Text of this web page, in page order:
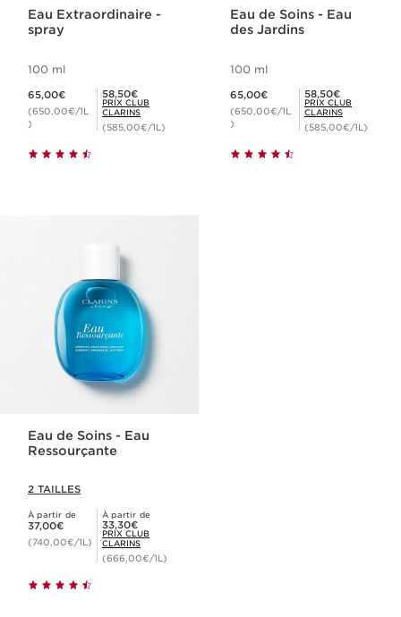
Eau Extraordinaire -
spray
100 ml
65,00€
(650,00€/1L
)
Prix Club Clarins 58,50€
58,50€
PRIX CLUB
CLARINS
(585,00€/1L)
Eau de Soins - Eau
des Jardins
100 ml
65,00€
(650,00€/1L
)
Prix Club Clarins 58,50€
58,50€
PRIX CLUB
CLARINS
(585,00€/1L)
Eau de Soins - Eau
Ressourçante
2 TAILLES
À partir de
Nouveau prix 37,00€
37,00€
(740,00€/1L)
À partir de
Prix Club Clarins 33,30€
33,30€
PRIX CLUB
CLARINS
(666,00€/1L)